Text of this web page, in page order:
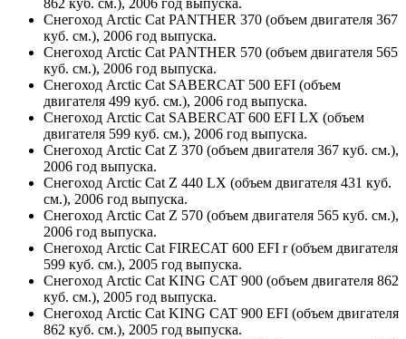
Снегоход Arctic Cat PANTHER 370 (объем двигателя 367
куб. см.), 2006 год выпуска.
Снегоход Arctic Cat PANTHER 570 (объем двигателя 565
куб. см.), 2006 год выпуска.
Снегоход Arctic Cat SABERCAT 500 EFI (объем
двигателя 499 куб. см.), 2006 год выпуска.
Снегоход Arctic Cat SABERCAT 600 EFI LX (объем
двигателя 599 куб. см.), 2006 год выпуска.
Снегоход Arctic Cat Z 370 (объем двигателя 367 куб. см.),
2006 год выпуска.
Снегоход Arctic Cat Z 440 LX (объем двигателя 431 куб.
см.), 2006 год выпуска.
Снегоход Arctic Cat Z 570 (объем двигателя 565 куб. см.),
2006 год выпуска.
Снегоход Arctic Cat FIRECAT 600 EFI r (объем двигателя
599 куб. см.), 2005 год выпуска.
Снегоход Arctic Cat KING CAT 900 (объем двигателя 862
куб. см.), 2005 год выпуска.
Снегоход Arctic Cat KING CAT 900 EFI (объем двигателя
862 куб. см.), 2005 год выпуска.